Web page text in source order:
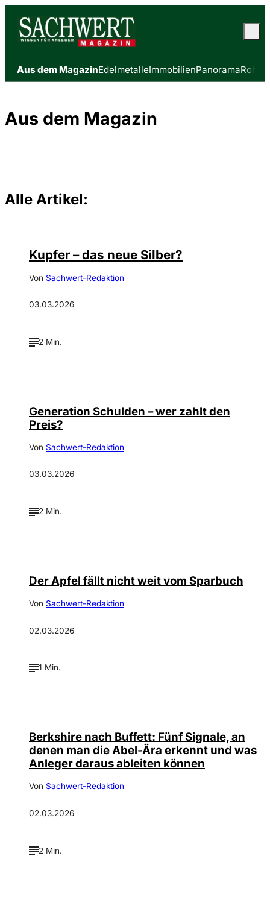
Aus dem MagazinEdelmetalleImmobilienPanorama
Aus dem Magazin
Alle Artikel:
Kupfer – das neue Silber?
Von Sachwert-Redaktion
03.03.2026
2 Min.
Generation Schulden – wer zahlt den
Preis?
Von Sachwert-Redaktion
03.03.2026
2 Min.
Der Apfel fällt nicht weit vom Sparbuch
Von Sachwert-Redaktion
02.03.2026
1 Min.
Berkshire nach Buffett: Fünf Signale, an
denen man die Abel-Ära erkennt und was
Anleger daraus ableiten können
Von Sachwert-Redaktion
02.03.2026
2 Min.